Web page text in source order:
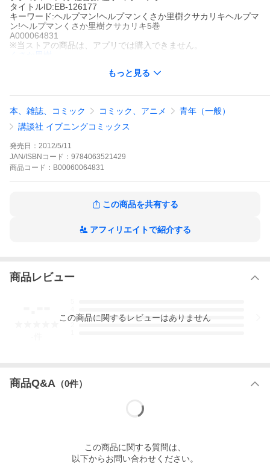
タイトルID:EB-126177
キーワード:ヘルプマン!ヘルプマンくさか里樹クサカリキヘルプマ
ン!ヘルプマンくさか里樹クサカリキ5巻
A000064831
※当ストアの商品は、アプリでは購入できません。
き・じん)は、ケアマネージャーとしてもっと大きく介護を変えよ
うと転職する。しかし、そこには新たな介護制度の問題が山積み
されていた……。要介護者、家族、ヘルパー、業者……いくつも
のしがらみの中で、ケアマネージャーとして考えうる最良の介護
を実現することはできるのか?※単行本に収録されている「介護の
現在を考える3人のヘルプマン対談!!」はこの電子書籍版には収録
されておりません。ご了承下さい。
もっと見る
本、雑誌、コミック コミック、アニメ
青年（一般）
講談社 イブニングコミックス
発売日： 2012/5/11
JAN/ISBNコード： 9784063521429
商品 コード： B00060064831
この商品を共有する
アフィリエイトで紹介する
商品レビュー
3
この商品に関するレビューはありません
商品Q&A （0件）
この商品に関する質問は、
以下からお問い合わせください。